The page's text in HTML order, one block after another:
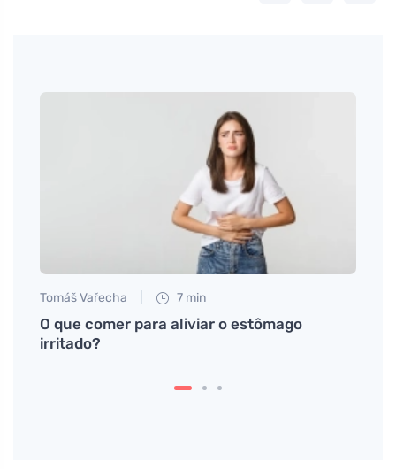
Tomáš Vařecha 7 min
O que comer para aliviar o estômago
irritado?